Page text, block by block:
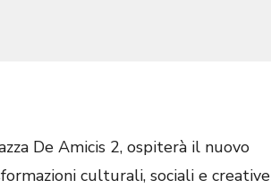
De Amicis 2, ospiterà il nuovo
culturali, sociali e creative